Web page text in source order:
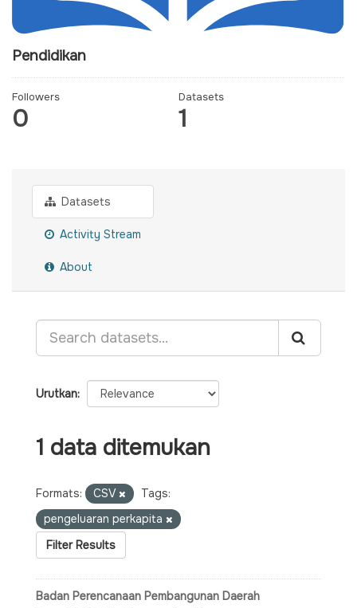
Pendidikan
Followers
0
Datasets
1
Datasets
Activity Stream
About
Urutkan
1 data ditemukan
Formats: CSV
Tags:
pengeluaran perkapita
Filter Results
Badan Perencanaan Pembangunan Daerah